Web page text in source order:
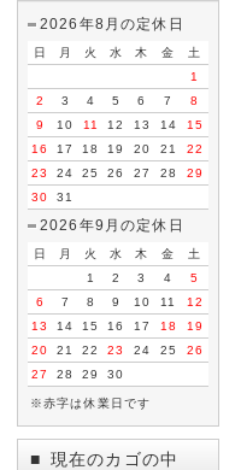
2026年8月の定休日
日 月 火 水 木 金
土
1
2
3 4 5 6 7
8
9
10 11 12 13 14
15
16
17 18 19 20 21
22
23
24 25 26 27 28
29
30
31
2026年9月の定休日
日 月 火 水 木 金
土
1
2 3 4
5
6
7 8 9 10 11
12
13
14 15 16 17 18
19
20
21 22 23 24 25
26
27
28 29 30
※赤字は休業日です
■ 現在のカゴの中